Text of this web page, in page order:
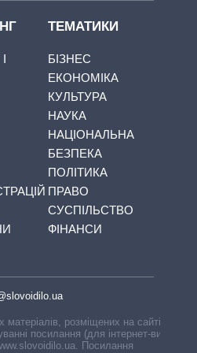
ТЕМАТИКИ
БІЗНЕС
ЕКОНОМІКА
КУЛЬТУРА
НАУКА
НАЦІОНАЛЬНА
БЕЗПЕКА
ПОЛІТИКА
ПРАВО
СУСПІЛЬСТВО
ФІНАНСИ
розміщених на сайті,
посилання (для інтернет-видань
Посилання